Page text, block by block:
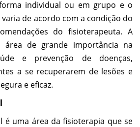
individual ou em grupo e o
de acordo com a condição do
do fisioterapeuta. A
área de grande importância na
e prevenção de doenças,
a se recuperarem de lesões e
e eficaz.
é uma área da fisioterapia que se